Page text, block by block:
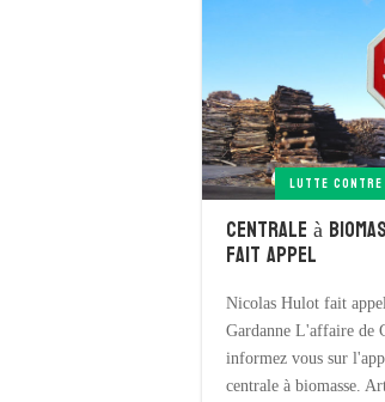
LUTTE
Centrale à
fait appel
Nicolas Hulot fait
Gardanne L'affaire de
informez vous sur
centrale à biomasse.